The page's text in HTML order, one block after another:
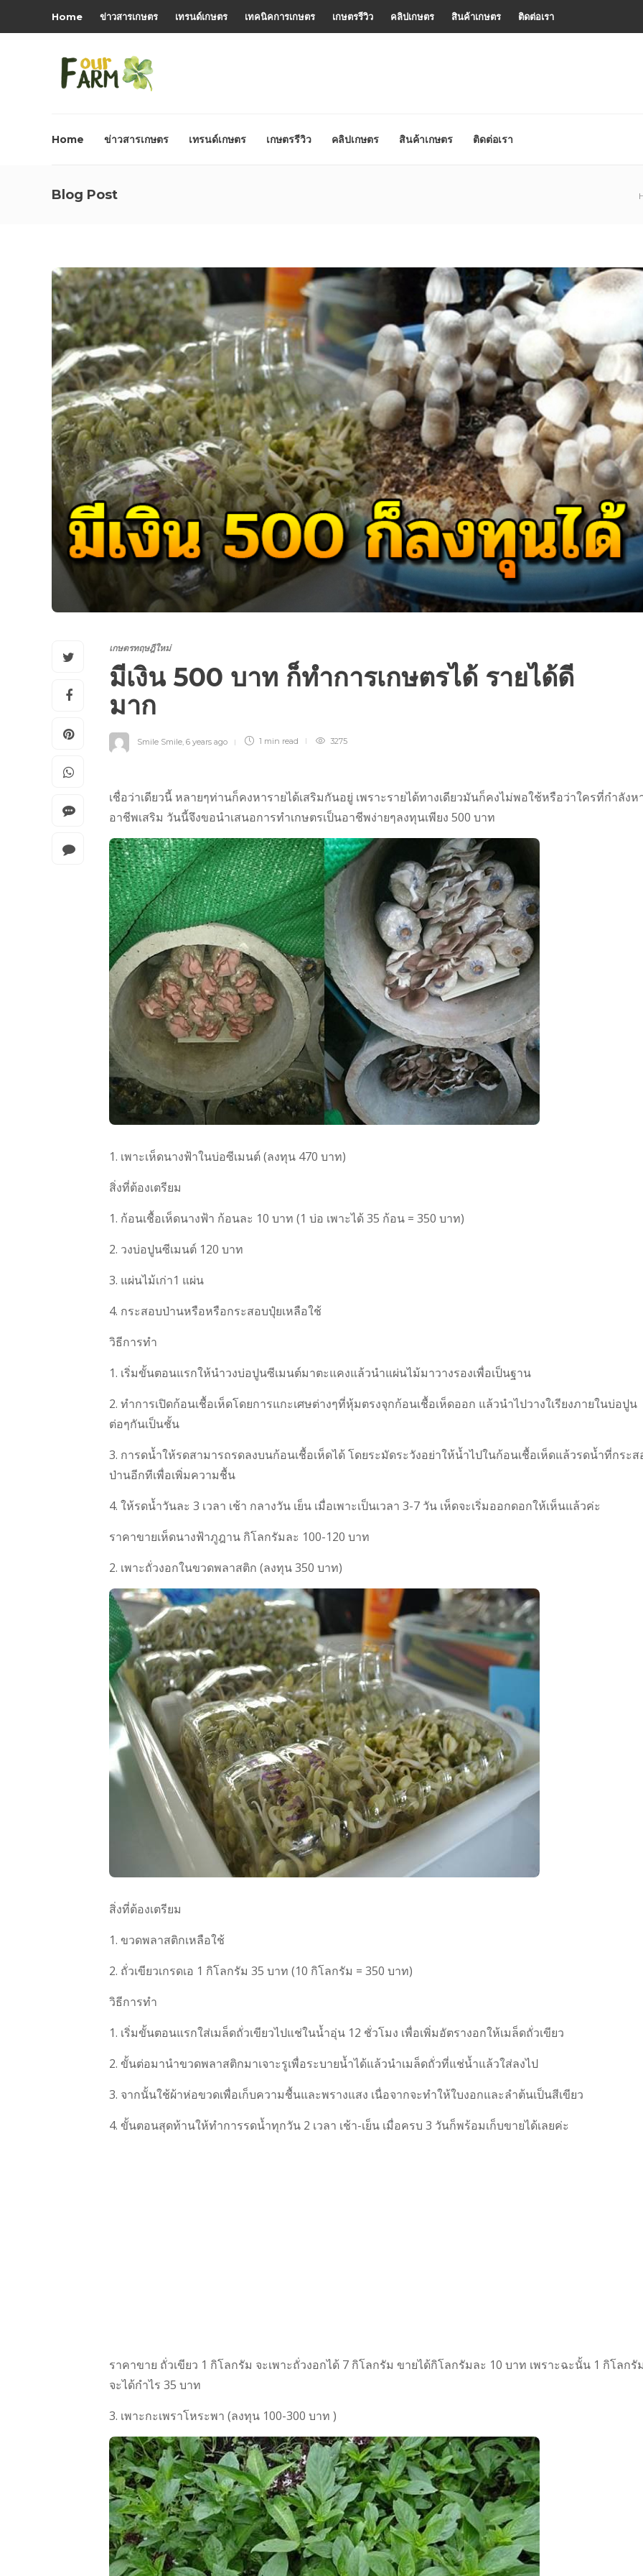
Home ข่าวสารเกษตร เทรนด์เกษตร เทคนิคการเกษตร เกษตรรีวิว คลิปเกษตร สินค้าเกษตร ติดต่อเรา
Home ข่าวสารเกษตร เทรนด์เกษตร เกษตรรีวิว คลิปเกษตร สินค้าเกษตร ติดต่อเรา
Blog Post
เกษตรทฤษฎีใหม่
มีเงิน 500 บาท ก็ทำการเกษตรได้ รายได้ดี
มาก
Smile Smile 6 years ago 1 min read 3275
เชื่อว่าเดียวนี้ หลายๆท่านก็คงหารายได้เสริมกันอยู่ เพราะรายได้ทางเดียวมันก็คงไม่พอใช้หรือว่าใครที่กำลังห
อาชีพเสริม วันนี้จึงขอนำเสนอการทำเกษตรเป็นอาชีพง่ายๆลงทุนเพียง 500 บาท
1. เพาะเห็ดนางฟ้าในบ่อซีเมนต์ (ลงทุน 470 บาท)
สิ่งที่ต้องเตรียม
1. ก้อนเชื้อเห็ดนางฟ้า ก้อนละ 10 บาท (1 บ่อ เพาะได้ 35 ก้อน = 350 บาท)
2. วงบ่อปูนซีเมนต์ 120 บาท
3. แผ่นไม้เก่า1 แผ่น
4. กระสอบป่านหรือหรือกระสอบปุ๋ยเหลือใช้
วิธีการทำ
1. เริ่มขั้นตอนแรกให้นำวงบ่อปูนซีเมนต์มาตะแคงแล้วนำแผ่นไม้มาวางรองเพื่อเป็นฐาน
2. ทำการเปิดก้อนเชื้อเห็ดโดยการแกะเศษต่างๆที่หุ้มตรงจุกก้อนเชื้อเห็ดออก แล้วนำไปวางใเรียงภายในบ่อปูน
ต่อๆกันเป็นชั้น
3. การดน้ำให้รดสามารถรดลงบนก้อนเชื้อเห็ดได้ โดยระมัดระวังอย่าให้น้ำไปในก้อนเชื้อเห็ดแล้วรดน้ำที่กระ
ป่านอีกทีเพื่อเพิ่มความชื้น
4. ให้รดน้ำวันละ 3 เวลา เช้า กลางวัน เย็น เมื่อเพาะเป็นเวลา 3-7 วัน เห็ดจะเริ่มออกดอกให้เห็นแล้วค่ะ
ราคาขายเห็ดนางฟ้าภูฎาน กิโลกรัมละ 100-120 บาท
2. เพาะถั่วงอกในขวดพลาสติก (ลงทุน 350 บาท)
สิ่งที่ต้องเตรียม
1. ขวดพลาสติกเหลือใช้
2. ถั่วเขียวเกรดเอ 1 กิโลกรัม 35 บาท (10 กิโลกรัม = 350 บาท)
วิธีการทำ
1. เริ่มขั้นตอนแรกใส่เมล็ดถั่วเขียวไปแช่ในน้ำอุ่น 12 ชั่วโมง เพื่อเพิ่มอัตรางอกให้เมล็ดถั่วเขียว
2. ขั้นต่อมานำขวดพลาสติกมาเจาะรูเพื่อระบายน้ำได้แล้วนำเมล็ดถั่วที่แช่น้ำแล้วใส่ลงไป
3. จากนั้นใช้ผ้าห่อขวดเพื่อเก็บความชื้นและพรางแสง เนื่อจากจะทำให้ใบงอกและลำต้นเป็นสีเขียว
4. ขั้นตอนสุดท้านให้ทำการรดน้ำทุกวัน 2 เวลา เช้า-เย็น เมื่อครบ 3 วันก็พร้อมเก็บขายได้เลยค่ะ
ราคาขาย ถั่วเขียว 1 กิโลกรัม จะเพาะถั่วงอกได้ 7 กิโลกรัม ขายได้กิโลกรัมละ 10 บาท เพราะฉะนั้น 1 กิโลกรั
จะได้กำไร 35 บาท
3. เพาะกะเพราโหระพา (ลงทุน 100-300 บาท )